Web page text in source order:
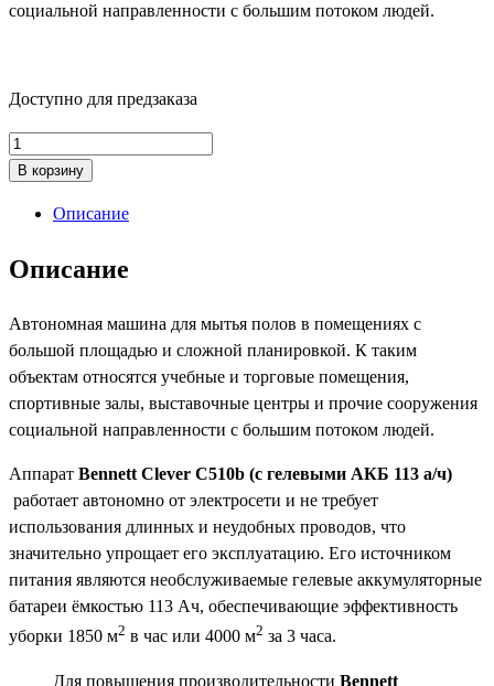
социальной направленности с большим потоком людей.
Доступно для предзаказа
Количество
товара
Clever
(с
АКБ
113
а/
ч)
В корзину
Описание
Описание
Автономная машина для мытья полов в помещениях с
большой площадью и сложной планировкой. К таким
объектам относятся учебные и торговые помещения,
спортивные залы, выставочные центры и прочие сооружения
социальной направленности с большим потоком людей.
Аппарат Bennett Clever C510b (с гелевыми АКБ 113 а/ч)
работает автономно от электросети и не требует
использования длинных и неудобных проводов, что
значительно упрощает его эксплуатацию. Его источником
питания являются необслуживаемые гелевые аккумуляторные
батареи ёмкостью 113 Ач, обеспечивающие эффективность
уборки 1850 м2 в час или 4000 м2 за 3 часа.
Для повышения производительности Bennett